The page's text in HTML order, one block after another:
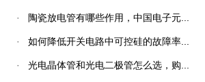
· 陶瓷放电管有哪些作用，中国电子元...
· 如何降低开关电路中可控硅的故障率...
· 光电晶体管和光电二极管怎么选，购...